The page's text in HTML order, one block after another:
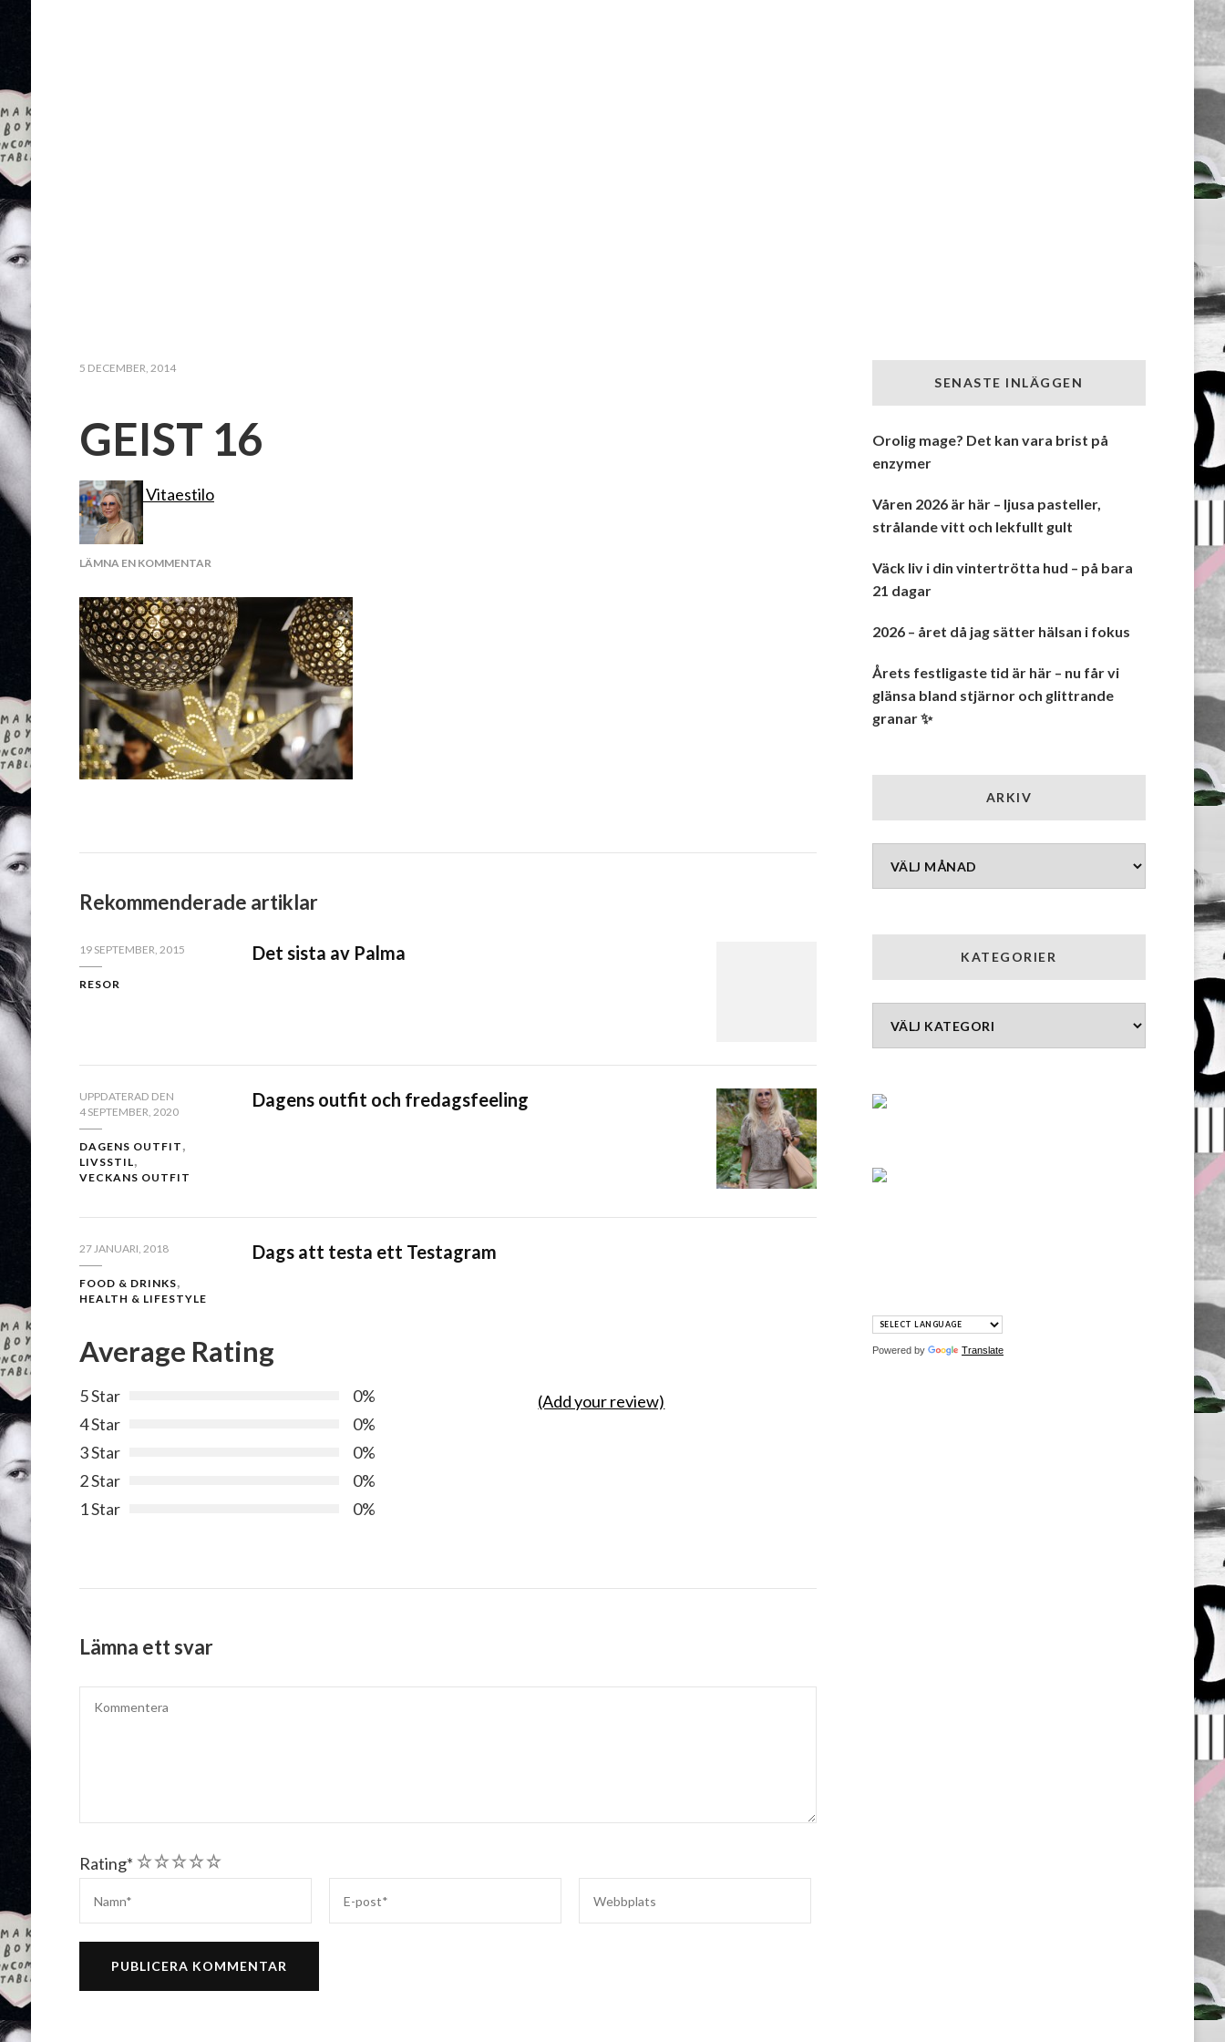
5 DECEMBER, 2014
GEIST 16
Vitaestilo
LÄMNA EN KOMMENTARPÅ
16
Rekommenderade artiklar
19 SEPTEMBER, 2015
RESOR
Det sista av Palma
UPPDATERAD DEN
4 SEPTEMBER, 2020
DAGENS OUTFIT
LIVSSTIL
VECKANS OUTFIT
Dagens outfit och fredagsfeeling
27 JANUARI, 2018
FOOD & DRINKS
HEALTH & LIFESTYLE
Dags att testa ett Testagram
Average Rating
5 Star
0%
4 Star
0%
3 Star
0%
2 Star
0%
1 Star
0%
(Add your review)
Lämna ett svar
Rating* 5
4
3
2
1
SENASTE INLÄGGEN
Orolig mage? Det kan vara brist på
enzymer
Våren 2026 är här – ljusa pasteller,
strålande vitt och lekfullt gult
Väck liv i din vintertrötta hud – på bara
21 dagar
2026 – året då jag sätter hälsan i fokus
Årets festligaste tid är här – nu får vi
glänsa bland stjärnor och glittrande
granar ✨
ARKIV
Arkiv
KATEGORIER
Kategorier
Powered by Translate